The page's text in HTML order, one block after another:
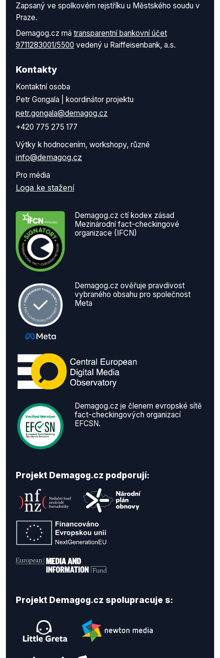
Zapsaný ve spolkovém rejstříku u Městského soudu v
Praze.
Demagog.cz má transparentní bankovní účet
9711283001/5500 vedený u Raiffeisenbank, a.s.
Kontakty
Kontaktní osoba
Petr Gongala | koordinátor projektu
petr.gongala@demagog.cz
+420 775 275 177
Výtky k hodnocením, workshopy, různé
info@demagog.cz
Pro média
Loga ke stažení
Demagog.cz ctí kodex zásad
Mezinárodní fact-checkingové
organizace (IFCN)
Demagog.cz ověřuje pravdivost
vybraného obsahu pro společnost
Meta
Demagog.cz je členem evropské sítě
fact-checkingových organizací
EFCSN.
Projekt Demagog.cz podporují:
Projekt Demagog.cz spolupracuje s: